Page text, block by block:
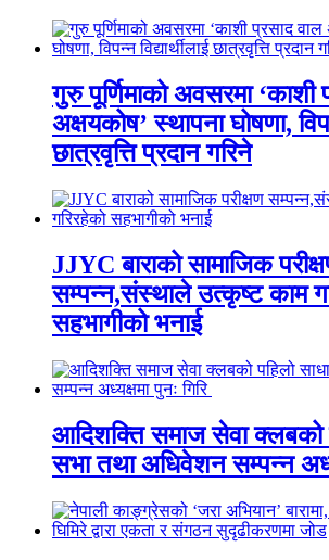
गुरु पूर्णिमाको अवसरमा ‘काशी
अक्षयकोष’ स्थापना घोषणा,
छात्रवृत्ति प्रदान गरिने
JJYC बाराको सामाजिक
सम्पन्न,संस्थाले उत्कृष्ट काम
सहभागीको भनाई
आदिशक्ति समाज सेवा क्लबको
सभा तथा अधिवेशन सम्पन्न